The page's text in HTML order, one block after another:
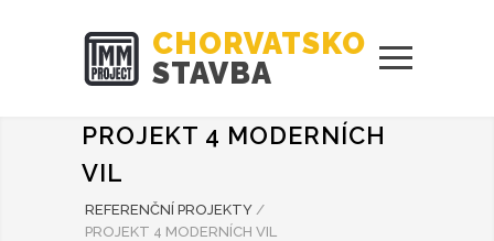
CHORVATSKO
STAVBA
PROJEKT 4 MODERNÍCH
VIL
REFERENČNÍ PROJEKTY /
PROJEKT 4 MODERNÍCH VIL